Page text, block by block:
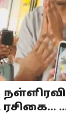
ரசிகை…